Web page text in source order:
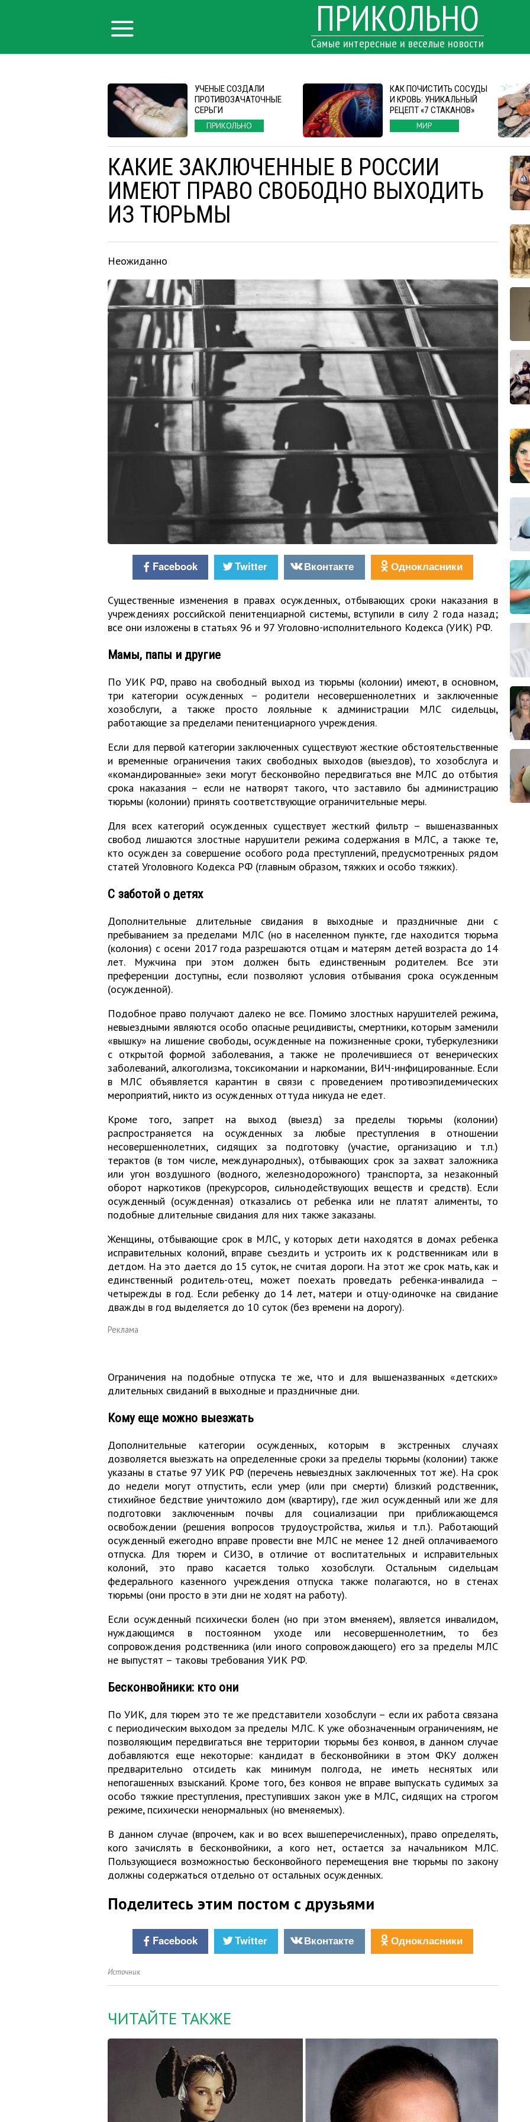
ПРИКОЛЬНО
Самые интересные и веселые новости
УЧЕНЫЕ СОЗДАЛИ
ПРОТИВОЗАЧАТОЧНЫЕ
СЕРЬГИ
ПРИКОЛЬНО
КАК ПОЧИСТИТЬ СОСУДЫ
И КРОВЬ: УНИКАЛЬНЫЙ
РЕЦЕПТ «7 СТАКАНОВ»
МИР
КАКИЕ ЗАКЛЮЧЕННЫЕ В РОССИИ
ИМЕЮТ ПРАВО СВОБОДНО ВЫХОДИТЬ
ИЗ ТЮРЬМЫ
Неожиданно
Facebook Twitter Вконтакте Однокласники
Существенные изменения в правах осужденных, отбывающих сроки наказания в
учреждениях российской пенитенциарной системы, вступили в силу 2 года назад;
все они изложены в статьях 96 и 97 Уголовно-исполнительного Кодекса (УИК) РФ.
Мамы, папы и другие
По УИК РФ, право на свободный выход из тюрьмы (колонии) имеют, в основном,
три категории осужденных – родители несовершеннолетних и заключенные
хозобслуги, а также просто лояльные к администрации МЛС сидельцы,
работающие за пределами пенитенциарного учреждения.
Если для первой категории заключенных существуют жесткие обстоятельственные
и временные ограничения таких свободных выходов (выездов), то хозобслуга и
«командированные» зеки могут бесконвойно передвигаться вне МЛС до отбытия
срока наказания – если не натворят такого, что заставило бы администрацию
тюрьмы (колонии) принять соответствующие ограничительные меры.
Для всех категорий осужденных существует жесткий фильтр – вышеназванных
свобод лишаются злостные нарушители режима содержания в МЛС, а также те,
кто осужден за совершение особого рода преступлений, предусмотренных рядом
статей Уголовного Кодекса РФ (главным образом, тяжких и особо тяжких).
С заботой о детях
Дополнительные длительные свидания в выходные и праздничные дни с
пребыванием за пределами МЛС (но в населенном пункте, где находится тюрьма
(колония) с осени 2017 года разрешаются отцам и матерям детей возраста до 14
лет. Мужчина при этом должен быть единственным родителем. Все эти
преференции доступны, если позволяют условия отбывания срока осужденным
(осужденной).
Подобное право получают далеко не все. Помимо злостных нарушителей режима,
невыездными являются особо опасные рецидивисты, смертники, которым заменили
«вышку» на лишение свободы, осужденные на пожизненные сроки, туберкулезники
с открытой формой заболевания, а также не пролечившиеся от венерических
заболеваний, алкоголизма, токсикомании и наркомании, ВИЧ-инфицированные. Если
в МЛС объявляется карантин в связи с проведением противоэпидемических
мероприятий, никто из осужденных оттуда никуда не едет.
Кроме того, запрет на выход (выезд) за пределы тюрьмы (колонии)
распространяется на осужденных за любые преступления в отношении
несовершеннолетних, сидящих за подготовку (участие, организацию и т.п.)
терактов (в том числе, международных), отбывающих срок за захват заложника
или угон воздушного (водного, железнодорожного) транспорта, за незаконный
оборот наркотиков (прекурсоров, сильнодействующих веществ и средств). Если
осужденный (осужденная) отказались от ребенка или не платят алименты, то
подобные длительные свидания для них также заказаны.
Женщины, отбывающие срок в МЛС, у которых дети находятся в домах ребенка
исправительных колоний, вправе съездить и устроить их к родственникам или в
детдом. На это дается до 15 суток, не считая дороги. На этот же срок мать, как и
единственный родитель-отец, может поехать проведать ребенка-инвалида –
четырежды в год. Если ребенку до 14 лет, матери и отцу-одиночке на свидание
дважды в год выделяется до 10 суток (без времени на дорогу).
Реклама
Ограничения на подобные отпуска те же, что и для вышеназванных «детских»
длительных свиданий в выходные и праздничные дни.
Кому еще можно выезжать
Дополнительные категории осужденных, которым в экстренных случаях
дозволяется выезжать на определенные сроки за пределы тюрьмы (колонии) также
указаны в статье 97 УИК РФ (перечень невыездных заключенных тот же). На срок
до недели могут отпустить, если умер (или при смерти) близкий родственник,
стихийное бедствие уничтожило дом (квартиру), где жил осужденный или же для
подготовки заключенным почвы для социализации при приближающемся
освобождении (решения вопросов трудоустройства, жилья и т.п.). Работающий
осужденный ежегодно вправе провести вне МЛС не менее 12 дней оплачиваемого
отпуска. Для тюрем и СИЗО, в отличие от воспитательных и исправительных
колоний, это право касается только хозобслуги. Остальным сидельцам
федерального казенного учреждения отпуска также полагаются, но в стенах
тюрьмы (они просто в эти дни не ходят на работу).
Если осужденный психически болен (но при этом вменяем), является инвалидом,
нуждающимся в постоянном уходе или несовершеннолетним, то без
сопровождения родственника (или иного сопровождающего) его за пределы МЛС
не выпустят – таковы требования УИК РФ.
Бесконвойники: кто они
По УИК, для тюрем это те же представители хозобслуги – если их работа связана
с периодическим выходом за пределы МЛС. К уже обозначенным ограничениям, не
позволяющим передвигаться вне территории тюрьмы без конвоя, в данном случае
добавляются еще некоторые: кандидат в бесконвойники в этом ФКУ должен
предварительно отсидеть как минимум полгода, не иметь неснятых или
непогашенных взысканий. Кроме того, без конвоя не вправе выпускать судимых за
особо тяжкие преступления, преступивших закон уже в МЛС, сидящих на строгом
режиме, психически ненормальных (но вменяемых).
В данном случае (впрочем, как и во всех вышеперечисленных), право определять,
кого зачислять в бесконвойники, а кого нет, остается за начальником МЛС.
Пользующиеся возможностью бесконвойного перемещения вне тюрьмы по закону
должны содержаться отдельно от остальных осужденных.
Поделитесь этим постом с друзьями
Facebook Twitter Вконтакте Однокласники
Источник
ЧИТАЙТЕ ТАКЖЕ